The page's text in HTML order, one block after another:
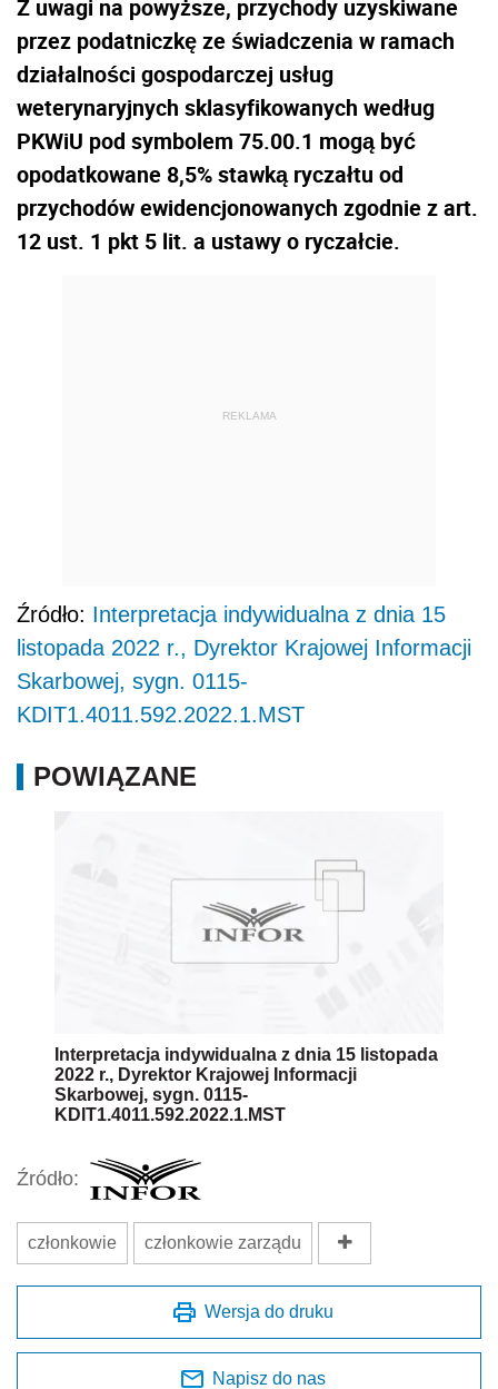
Z uwagi na powyższe, przychody uzyskiwane
przez podatniczkę ze świadczenia w ramach
działalności gospodarczej usług
weterynaryjnych sklasyfikowanych według
PKWiU pod symbolem 75.00.1 mogą być
opodatkowane 8,5% stawką ryczałtu od
przychodów ewidencjonowanych zgodnie z art.
12 ust. 1 pkt 5 lit. a ustawy o ryczałcie.
REKLAMA
Źródło: Interpretacja indywidualna z dnia 15
listopada 2022 r., Dyrektor Krajowej Informacji
Skarbowej, sygn. 0115-
KDIT1.4011.592.2022.1.MST
POWIĄZANE
Interpretacja indywidualna z dnia 15 listopada
2022 r., Dyrektor Krajowej Informacji
Skarbowej, sygn. 0115-
KDIT1.4011.592.2022.1.MST
Źródło:
członkowie członkowie zarządu
Wersja do druku
Napisz do nas